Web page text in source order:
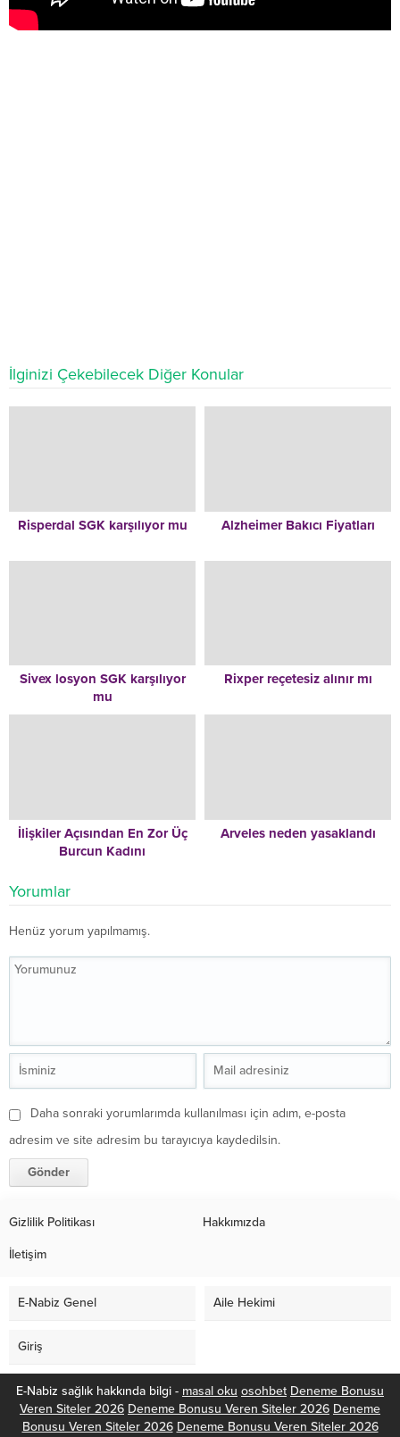
İlginizi Çekebilecek Diğer Konular
Risperdal SGK karşılıyor mu Alzheimer Bakıcı Fiyatları
Sivex losyon SGK karşılıyor
mu
Rixper reçetesiz alınır mı
İlişkiler Açısından En Zor Üç
Burcun Kadını
Arveles neden yasaklandı
Yorumlar
Henüz yorum yapılmamış.
Daha sonraki yorumlarımda kullanılması için adım, e-posta
adresim ve site adresim bu tarayıcıya kaydedilsin.
Gizlilik Politikası Hakkımızda
İletişim
E-Nabiz Genel Aile Hekimi
Giriş
E-Nabiz sağlık hakkında bilgi - masal oku osohbet Deneme Bonusu
Veren Siteler 2026 Deneme Bonusu Veren Siteler 2026 Deneme
Bonusu Veren Siteler 2026 Deneme Bonusu Veren Siteler 2026